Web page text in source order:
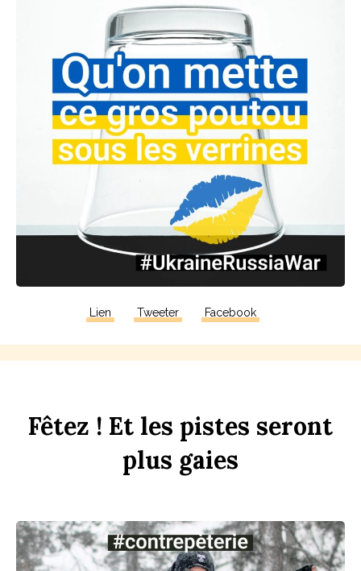
Lien Tweeter Facebook
Fêtez ! Et les pistes seront
plus gaies